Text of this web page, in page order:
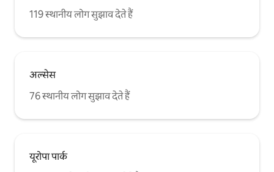
119 स्थानीय लोग सुझाव देते हैं
अल्सेस
76 स्थानीय लोग सुझाव देते हैं
यूरोपा पार्क